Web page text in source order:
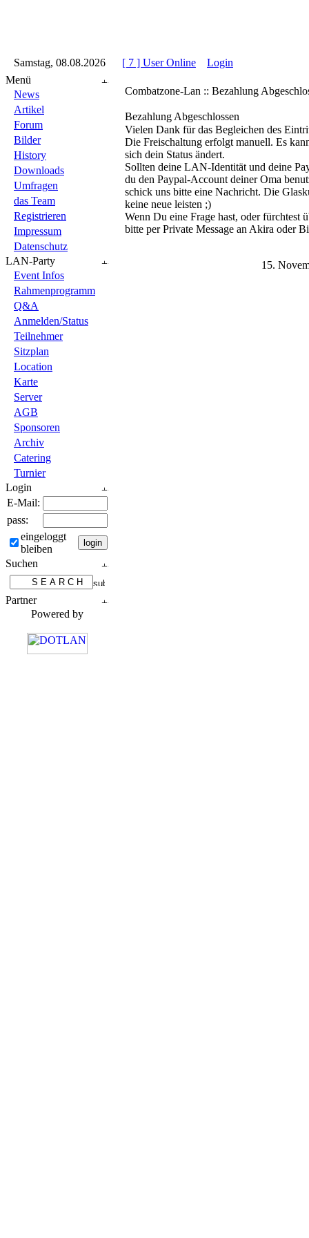
Samstag, 08.08.2026 [ 7 ] User Online Login
Menü
News
Artikel
Forum
Bilder
History
Downloads
Umfragen
das Team
Registrieren
Impressum
Datenschutz
LAN-Party
Event Infos
Rahmenprogramm
Q&A
Anmelden/Status
Teilnehmer
Sitzplan
Location
Karte
Server
AGB
Sponsoren
Archiv
Catering
Turnier
Login
E-Mail:
pass:
eingeloggt
bleiben
Suchen
Partner
Powered by
Combatzone-Lan :: Bezahlung
Bezahlung Abgeschlossen
Vielen Dank für das Begleichen des
Die Freischaltung erfolgt manuell. Es
sich dein Status ändert.
Sollten deine LAN-Identität und deine
du den Paypal-Account deiner Oma
schick uns bitte eine Nachricht. Die
keine neue leisten ;)
Wenn Du eine Frage hast, oder fürchtest
bitte per Private Message an Akira oder
15.